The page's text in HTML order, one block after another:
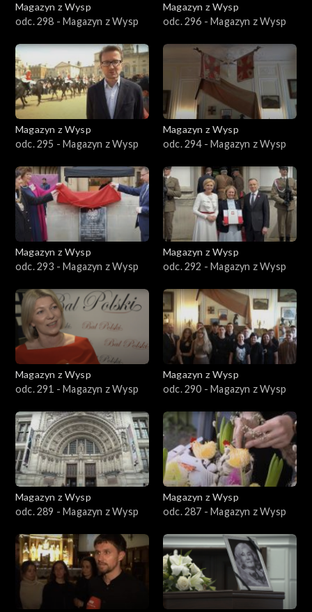
Magazyn z Wysp
odc. 298 - Magazyn z Wysp
Magazyn z Wysp
odc. 296 - Magazyn z Wysp
Magazyn z Wysp
odc. 295 - Magazyn z Wysp
Magazyn z Wysp
odc. 294 - Magazyn z Wysp
Magazyn z Wysp
odc. 293 - Magazyn z Wysp
Magazyn z Wysp
odc. 292 - Magazyn z Wysp
Magazyn z Wysp
odc. 291 - Magazyn z Wysp
Magazyn z Wysp
odc. 290 - Magazyn z Wysp
Magazyn z Wysp
odc. 289 - Magazyn z Wysp
Magazyn z Wysp
odc. 287 - Magazyn z Wysp